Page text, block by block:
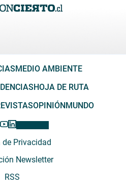
MEDIO AMBIENTE
HOJA DE RUTA
OPINIÓN MUNDO
de Privacidad
Newsletter
RSS